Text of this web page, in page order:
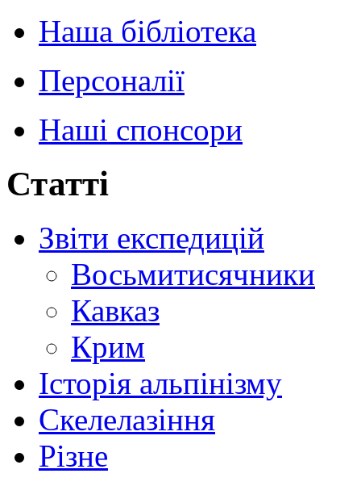
Наша бібліотека
Персоналії
Наші спонсори
Статті
Звіти експедицій
Восьмитисячники
Кавказ
Крим
Історія альпінізму
Скелелазіння
Різне